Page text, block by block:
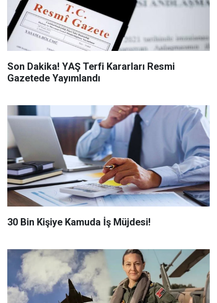
Son Dakika! YAŞ Terfi Kararları Resmi
Gazetede Yayımlandı
​30 Bin Kişiye Kamuda İş Müjdesi!